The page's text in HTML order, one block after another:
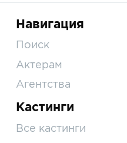
Навигация
Поиск
Актерам
Агентства
Кастинги
Все кастинги